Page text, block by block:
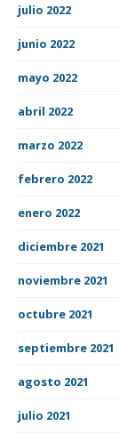
julio 2022
junio 2022
mayo 2022
abril 2022
marzo 2022
febrero 2022
enero 2022
diciembre 2021
noviembre 2021
octubre 2021
septiembre 2021
agosto 2021
julio 2021